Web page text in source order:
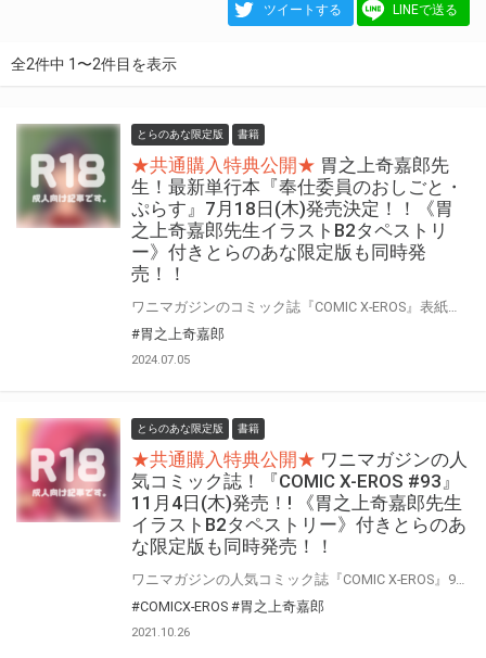
ツイートする LINEで送る
全2件中 1〜2件目を表示
とらのあな限定版 書籍
★共通購入特典公開★ 胃之上奇嘉郎先
生！最新単行本『奉仕委員のおしごと・
ぷらす』7月18日(木)発売決定！！《胃
之上奇嘉郎先生イラストB2タペストリ
ー》付きとらのあな限定版も同時発
売！！
#胃之上奇嘉郎
2024.07.05
とらのあな限定版 書籍
★共通購入特典公開★ ワニマガジンの人
気コミック誌！『COMIC X-EROS #93』
11月4日(木)発売！! 《胃之上奇嘉郎先生
イラストB2タペストリー》付きとらのあ
な限定版も同時発売！！
#COMICX-EROS #胃之上奇嘉郎
2021.10.26